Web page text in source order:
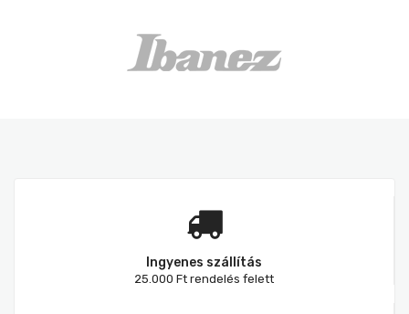
Ingyenes szállítás
25.000 Ft rendelés felett